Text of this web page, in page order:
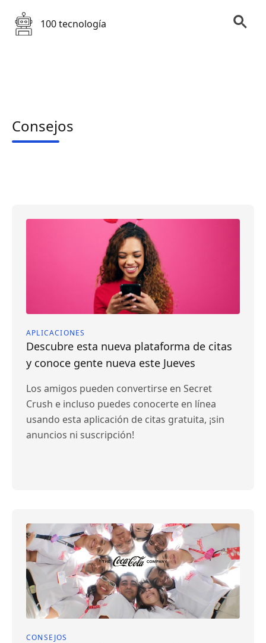
100 tecnología
Consejos
APLICACIONES
Descubre esta nueva plataforma de citas
y conoce gente nueva este Jueves
Los amigos pueden convertirse en Secret
Crush e incluso puedes conocerte en línea
usando esta aplicación de citas gratuita, ¡sin
anuncios ni suscripción!
CONSEJOS